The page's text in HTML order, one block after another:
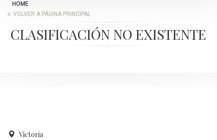
HOME
VOLVER A PÁGINA PRINCIPAL
CLASIFICACIÓN NO EXISTENTE
Victoria